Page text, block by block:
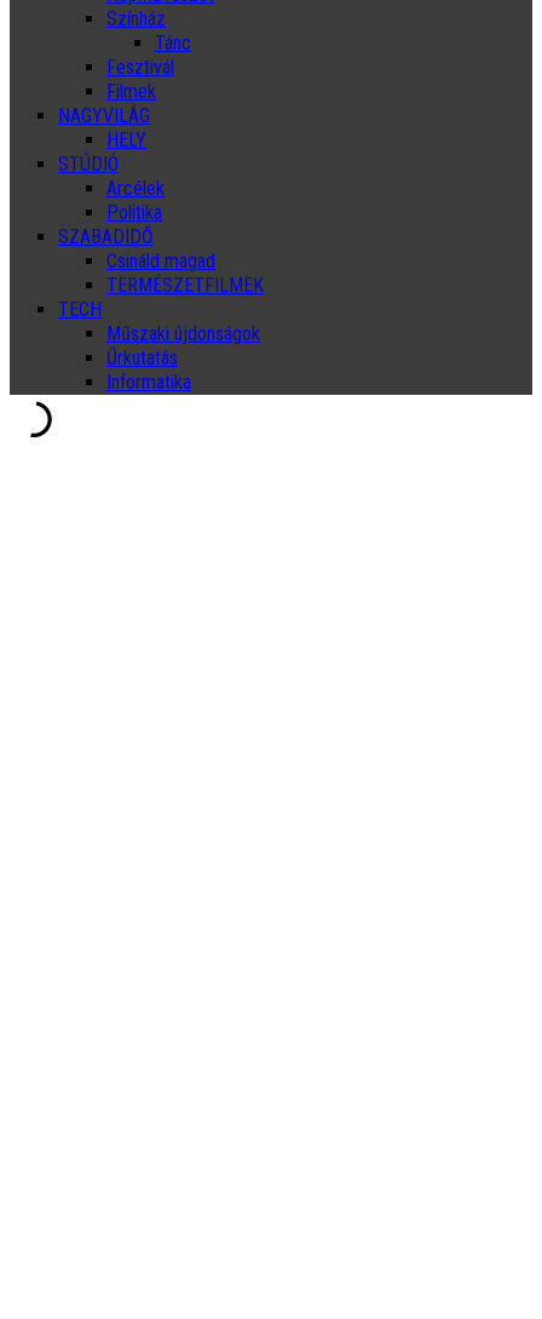
Színház
Tánc
Fesztivál
Filmek
NAGYVILÁG
HELY
STÚDIÓ
Arcélek
Politika
SZABADIDŐ
Csináld magad
TERMÉSZETFILMEK
TECH
Műszaki újdonságok
Űrkutatás
Informatika